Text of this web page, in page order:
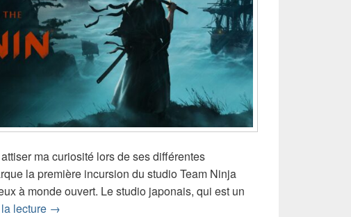
ma curiosité lors de ses différentes
la première incursion du studio Team Ninja
à monde ouvert. Le studio japonais, qui est un
lecture Test de Rise of the Ronin – Ca va trancher chérie !
→